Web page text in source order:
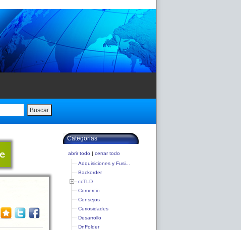
Buscar
Categorias
abrir todo | cerrar todo
Adquisiciones y Fusi...
Backorder
ccTLD
Comercio
Consejos
Curiosidades
Desarrollo
DnFolder